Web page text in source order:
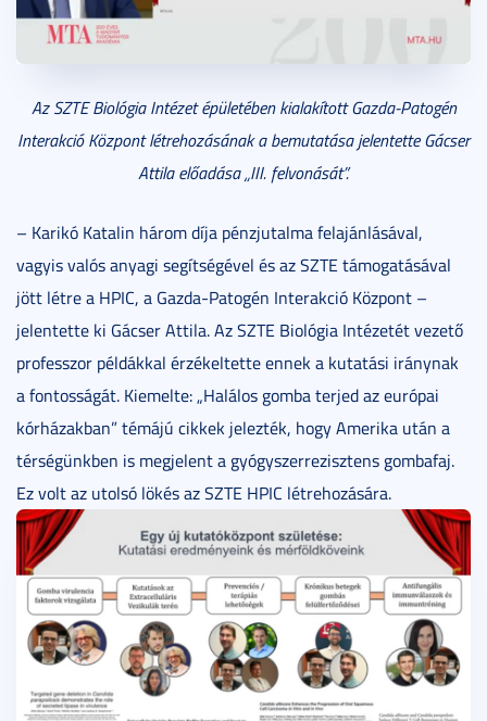
Az SZTE Biológia Intézet épületében kialakított Gazda-Patogén
Interakció Központ létrehozásának a bemutatása jelentette Gácser
Attila előadása „III. felvonását”.
– Karikó Katalin három díja pénzjutalma felajánlásával,
vagyis valós anyagi segítségével és az SZTE támogatásával
jött létre a HPIC, a Gazda-Patogén Interakció Központ –
jelentette ki Gácser Attila. Az SZTE Biológia Intézetét vezető
professzor példákkal érzékeltette ennek a kutatási iránynak
a fontosságát. Kiemelte: „Halálos gomba terjed az európai
kórházakban” témájú cikkek jelezték, hogy Amerika után a
térségünkben is megjelent a gyógyszerrezisztens gombafaj.
Ez volt az utolsó lökés az SZTE HPIC létrehozására.